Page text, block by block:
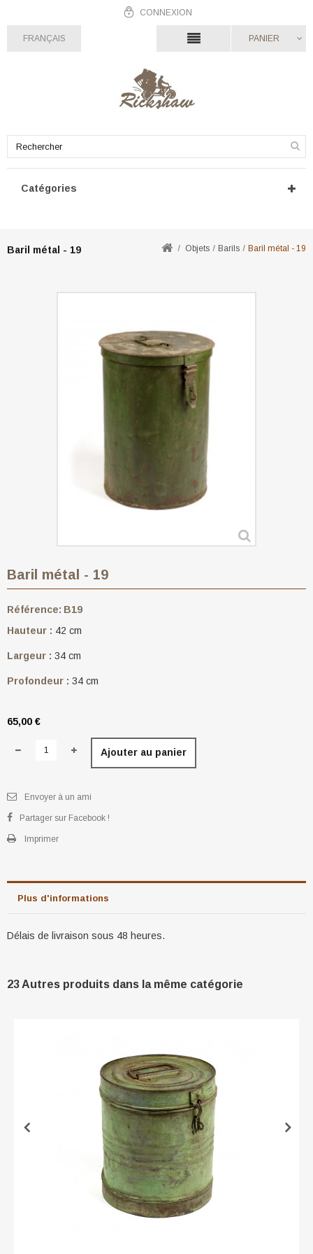
CONNEXION
FRANÇAIS PANIER
Catégories
Baril métal - 19 Objets Barils Baril métal - 19
Baril métal - 19
Référence: B19
Hauteur : 42 cm
Largeur : 34 cm
Profondeur : 34 cm
65,00 €
Ajouter au panier
Envoyer à un ami
Partager sur Facebook !
Imprimer
Plus d'informations
Délais de livraison sous 48 heures.
23 Autres produits dans la même catégorie